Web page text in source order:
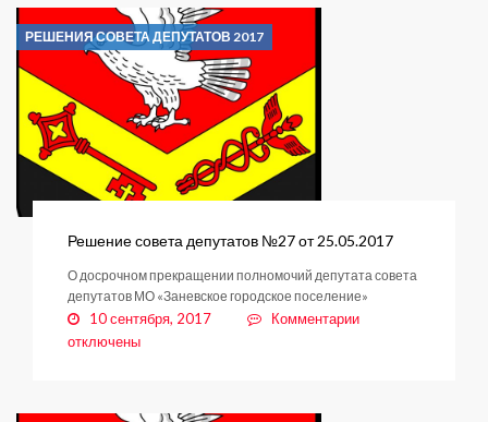
РЕШЕНИЯ СОВЕТА ДЕПУТАТОВ 2017
Решение совета депутатов №27 от 25.05.2017
О досрочном прекращении полномочий депутата совета
депутатов МО «Заневское городское поселение»
10 сентября, 2017 Комментариик
отключены